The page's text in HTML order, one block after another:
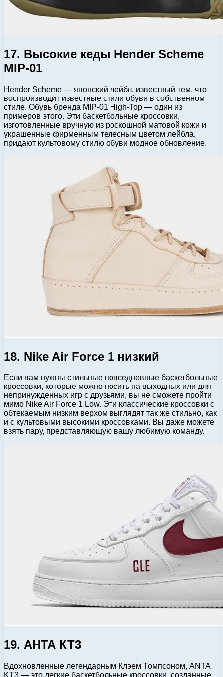
17. Высокие кеды Hender Scheme
MIP-01
Hender Scheme — японский лейбл, известный тем, что
воспроизводит известные стили обуви в собственном
стиле. Обувь бренда MIP-01 High-Top — один из
примеров этого. Эти баскетбольные кроссовки,
изготовленные вручную из роскошной матовой кожи и
украшенные фирменным телесным цветом лейбла,
придают культовому стилю обуви модное обновление.
18. Nike Air Force 1 низкий
Если вам нужны стильные повседневные баскетбольные
кроссовки, которые можно носить на выходных или для
непринужденных игр с друзьями, вы не сможете пройти
мимо Nike Air Force 1 Low. Эти классические кроссовки с
обтекаемым низким верхом выглядят так же стильно, как
и с культовыми высокими кроссовками. Вы даже можете
взять пару, представляющую вашу любимую команду.
19. АНТА КТ3
Вдохновленные легендарным Клэем Томпсоном, ANTA
KT3 — это легкие баскетбольные кроссовки, созданные